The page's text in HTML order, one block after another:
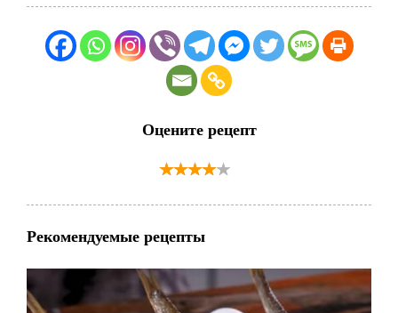
Оцените рецепт
Рекомендуемые рецепты